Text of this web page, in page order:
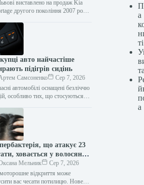
виставлено на продаж Kia
другого покоління 2007 року
лише 8 тисяч кілометрів.…
авто найчастіше
підігрів сидінь
Самсоненко
Сер 7, 2026
автомобілі оснащені безліччю
особливо тих, що стосуються
трохи простішим. Звісно, жодна
що атакує 23
ховається у волосяних
і змінює роботу
Мельник
Сер 7, 2026
відкриття може
вас чесати потилицю. Нове
а
ті
а